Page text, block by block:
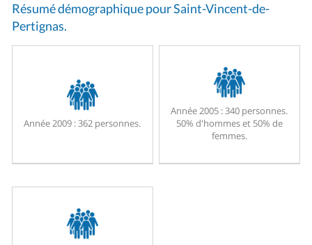
Résumé démographique pour Saint-Vincent-de-
Pertignas.
Année 2009 :362 personnes.
Année 2005 :340 personnes.
50% d'hommes et 50% de
femmes.